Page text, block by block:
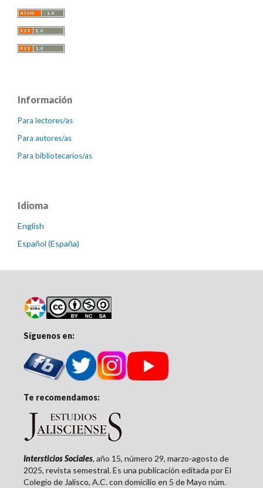
Información
Para lectores/as
Para autores/as
Para bibliotecarios/as
Idioma
English
Español (España)
Síguenos en:
Te recomendamos:
Intersticios Sociales, año 15, número 29, marzo-agosto de
2025, revista semestral. Es una publicación editada por El
Colegio de Jalisco, A.C. con domicilio en 5 de Mayo núm.